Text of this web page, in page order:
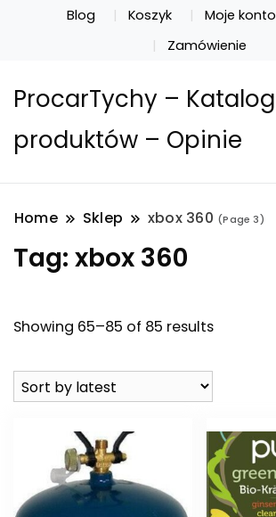
Blog Koszyk Moje konto
Zamówienie
ProcarTychy – Katalog
produktów – Opinie
Home Sklep xbox 360 (Page 3)
Tag: xbox 360
Showing 65–85 of 85 results